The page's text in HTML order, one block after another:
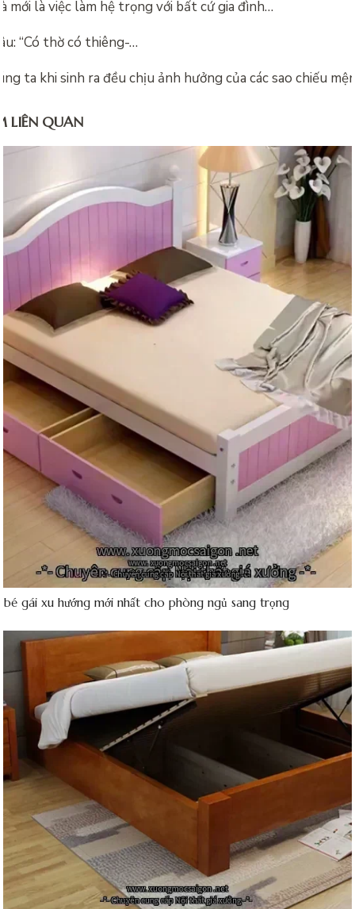
mới là việc làm hệ trọng với bất cứ gia đình…
“Có thờ có thiêng-…
ta khi sinh ra đều chịu ảnh hưởng của các sao chiếu
LIÊN QUAN
bé gái xu hướng mới nhất cho phòng ngủ sang trọng